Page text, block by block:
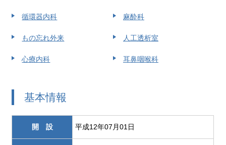
循環器内科 麻酔科
もの忘れ外来 人工透析室
心療内科 耳鼻咽喉科
基本情報
開 設 平成12年07月01日